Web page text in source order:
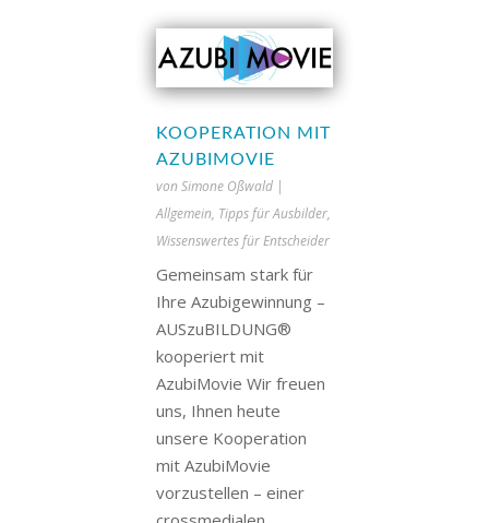
KOOPERATION MIT
AZUBIMOVIE
von Simone Oßwald|
Allgemein, Tipps für Ausbilder,
Wissenswertes für Entscheider
Gemeinsam stark für
Ihre Azubigewinnung –
AUSzuBILDUNG®
kooperiert mit
AzubiMovie Wir freuen
uns, Ihnen heute
unsere Kooperation
mit AzubiMovie
vorzustellen – einer